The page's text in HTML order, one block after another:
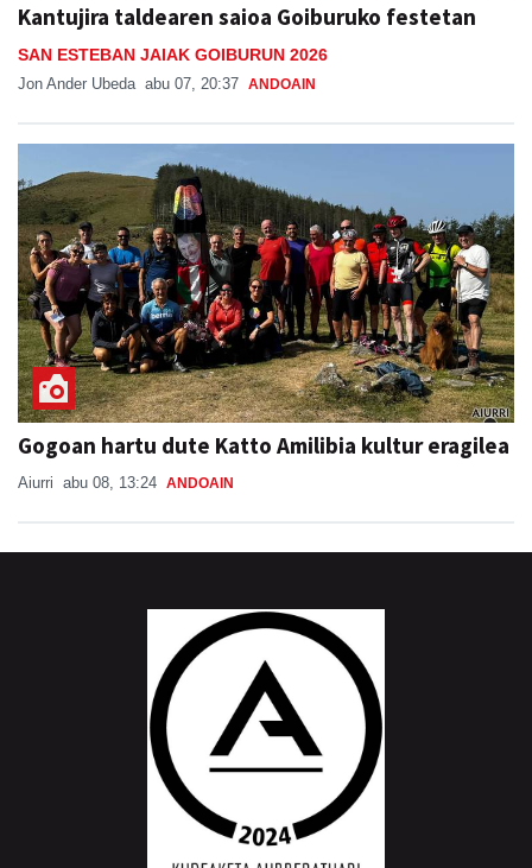
Kantujira taldearen saioa Goiburuko festetan
SAN ESTEBAN JAIAK GOIBURUN 2026
Jon Ander Ubeda abu 07, 20:37 ANDOAIN
Gogoan hartu dute Katto Amilibia kultur eragilea
Aiurri abu 08, 13:24 ANDOAIN